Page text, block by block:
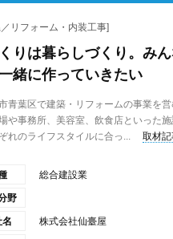
リフォーム・内装工事]
りは暮らしづくり。み
緒に作っていきたい
青葉区で建築・リフォームの事業を
や事務所、美容室、飲食店といった
れのライフスタイルに合っ...
取材
総合建設業
野
名 株式会社仙臺屋